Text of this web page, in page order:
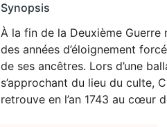
Synopsis
À la fin de la Deuxième Guerre
des années d’éloignement
de ses ancêtres. Lors d’une
s’approchant du lieu du culte,
retrouve en l’an 1743 au cœur